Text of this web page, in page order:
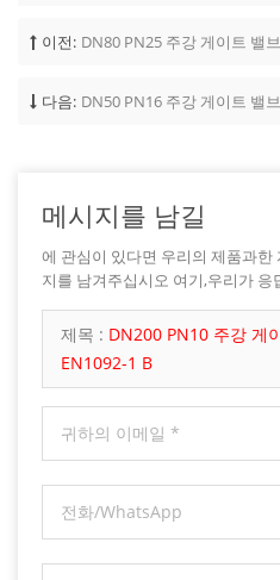
이전: DN80 PN25 주강 게이트 밸
다음: DN50 PN16 주강 게이트 밸
메시지를 남길
에 관심이 있다면 우리의 제품과한
지를 남겨주십시오 여기,우리가
제목 : DN200 PN10 주강 게
EN1092-1 B